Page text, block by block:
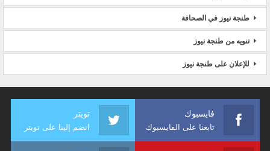
طنجة نيوز في الصحافة
تنويه من طنجة نيوز
للإعلان على طنجة نيوز
فايسبوك
تابعنا على الفايسبوك
تويتر
انضم إلينا على تويتر